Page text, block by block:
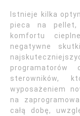
Istnieje kilka
pieca na pellet,
komfortu
negatywne
programatorów
sterowników,
wyposażeniem
na
całą dobę,